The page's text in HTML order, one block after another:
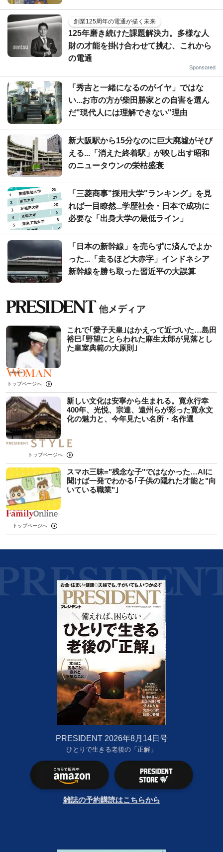
創業125周年の電通が描く未来
125年磨き続けた課題解決力。多様な人
財の才能を掛け合わせて挑む、これから
の電通
Sponsored
「秀吉と一緒になるのがイヤ」ではな
い...お市の方が柴田勝家との自害を選ん
だ"現代人には理解できない"理由
新大阪駅から15分なのに巨大廃墟がそび
える...「消えた終着駅」が映し出す昭和
のニュータウンの栄枯盛衰
「三菱商事"採用大学"ランキング」を見
れば一目瞭然...学歴社会・日本で成功に
必要な「出身大学の最低ライン」
「日本の新幹線」を売らずに済んでよか
った...「走るほど大赤字」インドネシア
新幹線を勝ち取った習近平の大誤算
これで｢愛子天皇｣はかえって近づいた…島田
裕巳｢野望にとらわれた麻生太郎が見落とし
た皇室典範の大原則｣
トップページへ
新しい文化は安寧から生まれる。寛永行幸
400年、光悦、宗達、遠州らが彩った寛永文
化の魅力と、今年見たい名所・名作選
トップページへ
スマホ三昧="残念な子"ではなかった…AIに
聞けば一発でわかる｢子供の隠れた才能と"向
いている職業"｣
トップページへ
PRESIDENT 2026年8月14日号
ひとりで生きる老後の「正解」
雑誌の予約購読はこちらから